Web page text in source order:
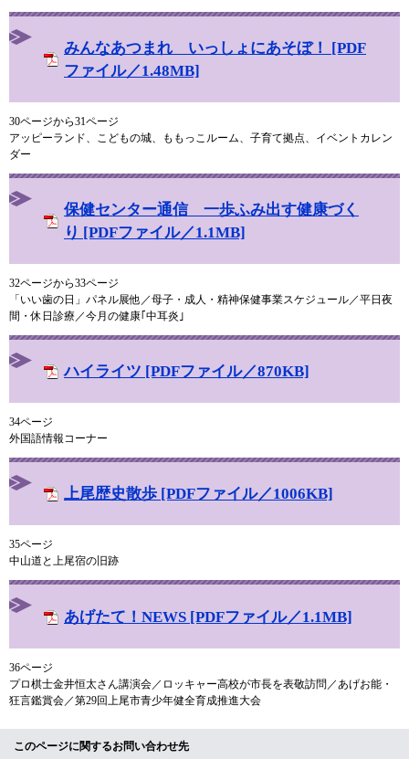
みんなあつまれ いっしょにあそぼ！ [PDF
ファイル／1.48MB]
30ページから31ページ
アッピーランド、こどもの城、ももっこルーム、子育て拠点、イベントカレン
ダー
保健センター通信 一歩ふみ出す健康づく
り [PDFファイル／1.1MB]
32ページから33ページ
「いい歯の日」パネル展他／母子・成人・精神保健事業スケジュール／平日夜
間・休日診療／今月の健康｢中耳炎｣
ハイライツ [PDFファイル／870KB]
34ページ
外国語情報コーナー
上尾歴史散歩 [PDFファイル／1006KB]
35ページ
中山道と上尾宿の旧跡
あげたて！NEWS [PDFファイル／1.1MB]
36ページ
プロ棋士金井恒太さん講演会／ロッキャー高校が市長を表敬訪問／あげお能・
狂言鑑賞会／第29回上尾市青少年健全育成推進大会
このページに関するお問い合わせ先